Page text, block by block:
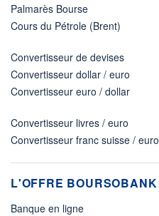
Palmarès Bourse
Cours du Pétrole (Brent)
Convertisseur de devises
Convertisseur dollar / euro
Convertisseur euro / dollar
Convertisseur livres / euro
Convertisseur franc suisse / euro
L'OFFRE BOURSOBANK
Banque en ligne